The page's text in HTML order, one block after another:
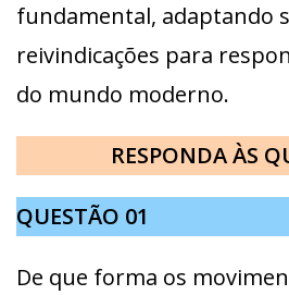
fundamental, adaptando
reivindicações para
do mundo moderno.
RESPONDA ÀS
QUESTÃO 01
De que forma os